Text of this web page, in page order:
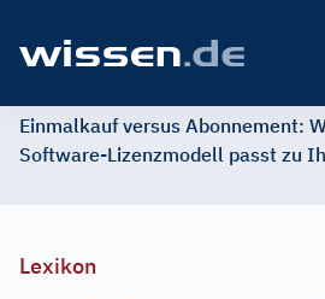
Einmalkauf versus Abonnement:
Software-Lizenzmodell passt zu
Lexikon